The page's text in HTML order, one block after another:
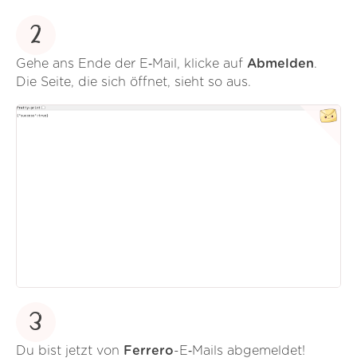
2
Gehe ans Ende der E‑Mail, klicke auf Abmelden.
Die Seite, die sich öffnet, sieht so aus.
3
Du bist jetzt von Ferrero-E‑Mails abgemeldet!